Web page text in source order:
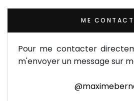
ME
Pour me contacter
m'envoyer un message sur